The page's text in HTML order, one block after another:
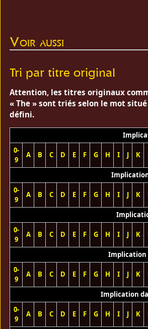
Voir aussi
Tri par titre original
Attention, les titres originaux
« The » sont triés selon le mot
défini.
0-
9
A B C D E F G H I J K
Implication
0-
9
A B C D E F G H I J K
0-
9
A B C D E F G H I J K
Implication
0-
9
A B C D E F G H I J K
Implication
0-
9
A B C D E F G H I J K